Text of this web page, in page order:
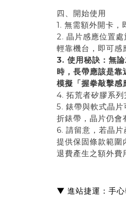
四、開始使用
1. 無需額外開卡，
2. 晶片感應位置
輕靠機台，即可感
3. 使用秘訣：無
時，長帶應該是靠
模擬「握拳敲擊感
4. 拓荒者矽膠系列
5. 錶帶與軟式晶
折錶帶，晶片仍會
6. 請留意，若晶片
提供保固條款範圍
退費產生之額外費
▼ 進站捷運：手心